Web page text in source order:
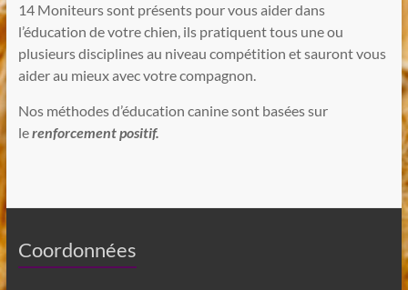
14 Moniteurs sont présents pour vous aider dans
l’éducation de votre chien, ils pratiquent tous une ou
plusieurs disciplines au niveau compétition et sauront vous
aider au mieux avec votre compagnon.
Nos méthodes d’éducation canine sont basées sur
lerenforcement positif.
Coordonnées